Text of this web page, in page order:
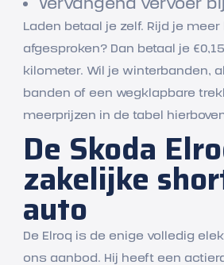
Laden betaal je zelf. Rijd je
afgesproken? Dan betaal je
kilometer. Wil je winterbanden,
banden of een wegklapbare
meerprijzen in de tabel
De Skoda
zakelijke
auto
De Elroq is de enige volledig
ons aanbod. Hij heeft een